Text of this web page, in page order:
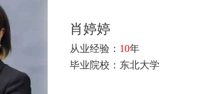
肖婷婷
从业经验： 10年
毕业院校：东北大学